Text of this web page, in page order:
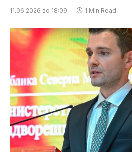
11.06.2026 во 18:09 1 Min Read